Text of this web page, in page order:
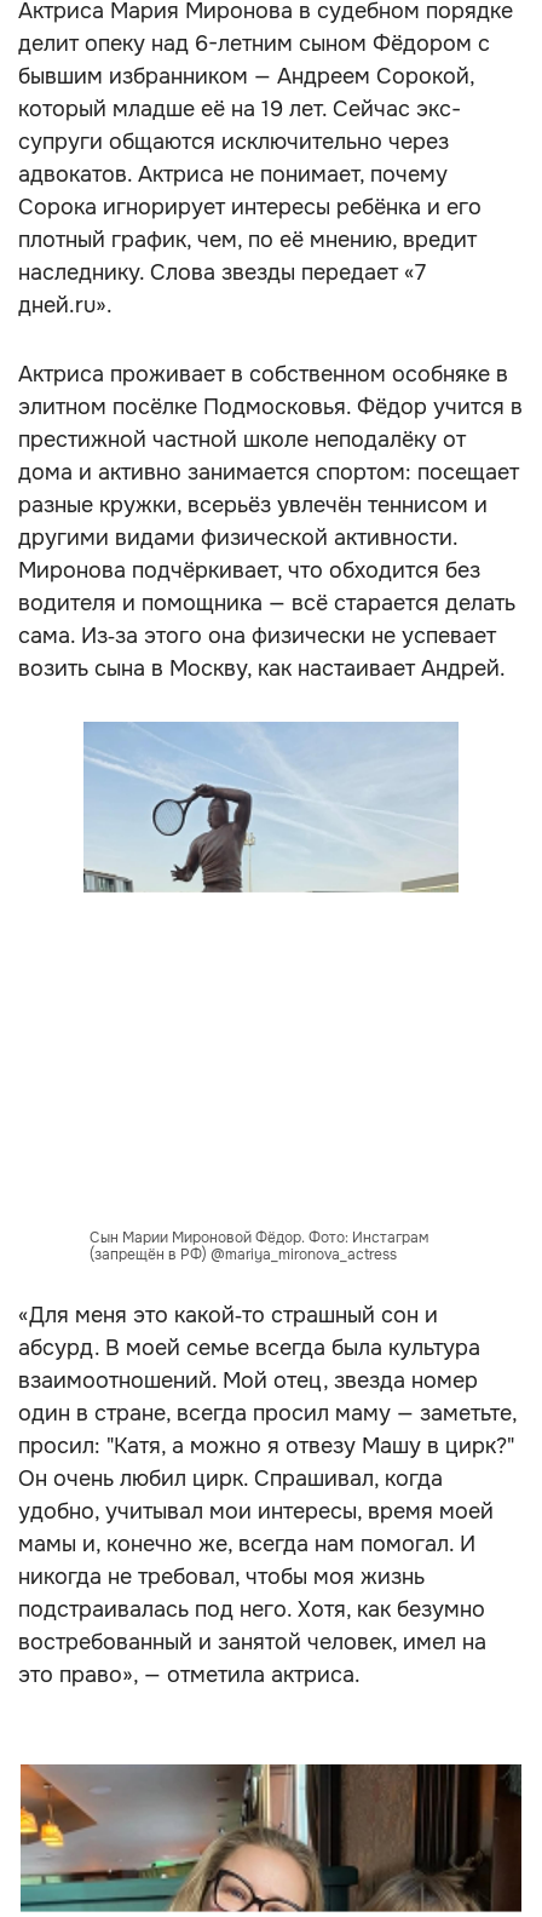
Актриса Мария Миронова в судебном порядке
делит опеку над 6-летним сыном Фёдором с
бывшим избранником — Андреем Сорокой,
который младше её на 19 лет. Сейчас экс-
супруги общаются исключительно через
адвокатов. Актриса не понимает, почему
Сорока игнорирует интересы ребёнка и его
плотный график, чем, по её мнению, вредит
наследнику. Слова звезды передает «7
дней.ru».
Актриса проживает в собственном особняке в
элитном посёлке Подмосковья. Фёдор учится в
престижной частной школе неподалёку от
дома и активно занимается спортом: посещает
разные кружки, всерьёз увлечён теннисом и
другими видами физической активности.
Миронова подчёркивает, что обходится без
водителя и помощника — всё старается делать
сама. Из‑за этого она физически не успевает
возить сына в Москву, как настаивает Андрей.
Сын Марии Мироновой Фёдор. Фото: Инстаграм
(запрещён в РФ) @mariya_mironova_actress
«Для меня это какой‑то страшный сон и
абсурд. В моей семье всегда была культура
взаимоотношений. Мой отец, звезда номер
один в стране, всегда просил маму — заметьте,
просил: "Катя, а можно я отвезу Машу в цирк?"
Он очень любил цирк. Спрашивал, когда
удобно, учитывал мои интересы, время моей
мамы и, конечно же, всегда нам помогал. И
никогда не требовал, чтобы моя жизнь
подстраивалась под него. Хотя, как безумно
востребованный и занятой человек, имел на
это право», — отметила актриса.